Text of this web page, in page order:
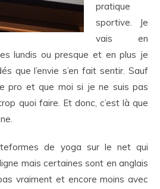
pratique
sportive. Je
vais en
lundis ou presque et en plus je
que l’envie s’en fait sentir. Sauf
pro et que moi si je ne suis pas
quoi faire. Et donc, c’est là que
de yoga sur le net qui
mais certaines sont en anglais
vraiment et encore moins avec